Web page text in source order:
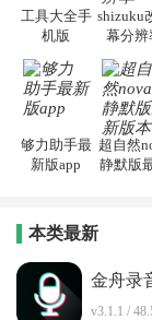
工具大全手
机版
shizuku
幕分辨
够力助手最
新版app
超自然
静默版最
本类最新
金舟录
v3.1.1 /